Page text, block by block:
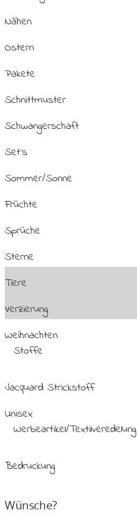
Nähen
Ostern
Pakete
Schnittmuster
Schwangerschaft
Set´s
Sommer/Sonne
Früchte
Sprüche
Sterne
Tiere
Verzierung
Weihnachten
Stoffe
Jacquard Strickstoff
Unisex
Werbeartikel/Textilveredelung
Bedruckung
Wünsche?